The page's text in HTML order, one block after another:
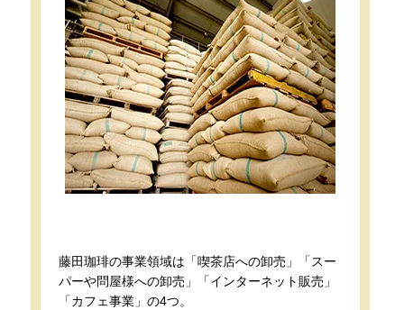
藤田珈琲の事業領域は「喫茶店への卸売」「スー
パーや問屋様への卸売」「インターネット販売」
「カフェ事業」の4つ。